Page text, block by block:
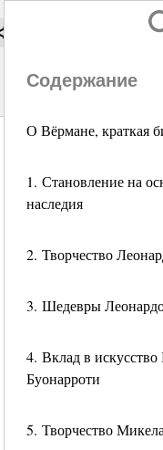
Содержание
О Вёрмане, краткая
1. Становление на
наследия
2. Творчество
3. Шедевры
4. Вклад в
Буонарроти
5. Творчество